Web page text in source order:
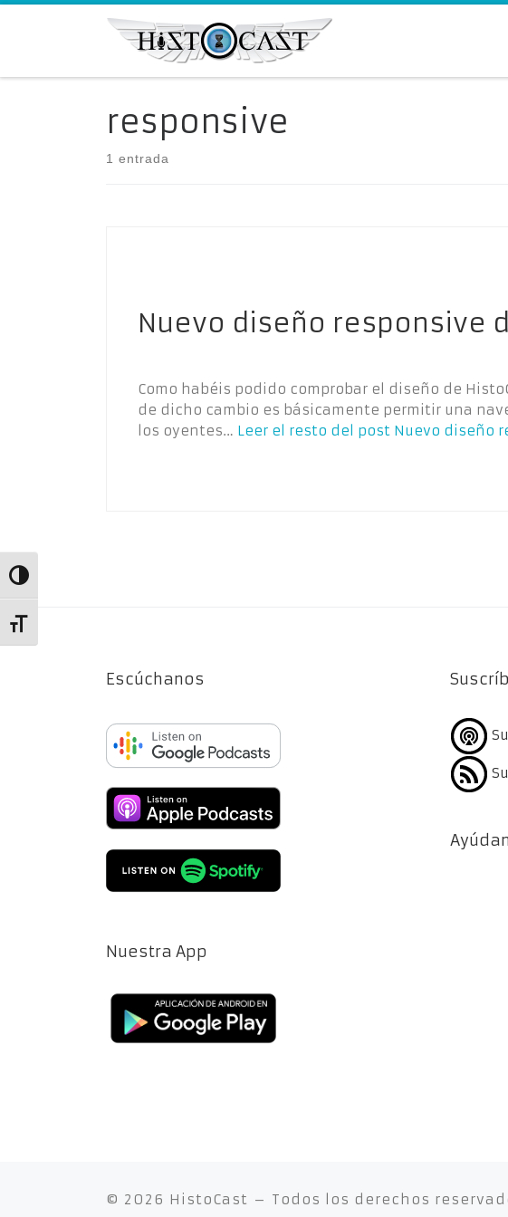
Alternar alto contraste
Alternar tamaño de letra
Saltar al contenido
responsive
1 entrada
Nuevo diseño responsive
Como habéis podido comprobar el diseño de
de dicho cambio es básicamente permitir una
los oyentes… Leer el resto del post Nuevo diseño
Escúchanos
Nuestra App
© 2026 HistoCast – Todos los derechos